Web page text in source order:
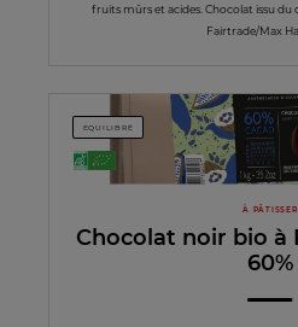
fruits mûrs et acides. Chocolat issu
Fairtrade/Max
EQUILIBRÉ
À PÂTISSER
Chocolat noir bio à
60%